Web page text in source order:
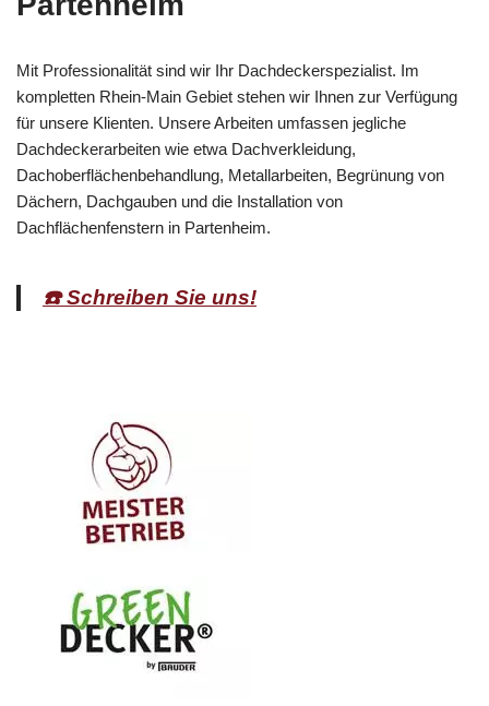
Mit Professionalität sind wir Ihr Dachdeckerspezialist. Im
kompletten Rhein-Main Gebiet stehen wir Ihnen zur Verfügung
für unsere Klienten. Unsere Arbeiten umfassen jegliche
Dachdeckerarbeiten wie etwa Dachverkleidung,
Dachoberflächenbehandlung, Metallarbeiten, Begrünung von
Dächern, Dachgauben und die Installation von
Dachflächenfenstern in Partenheim.
☎️ Schreiben Sie uns!